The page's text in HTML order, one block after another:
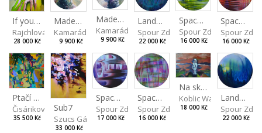
If you touch in the right place
Rajchlová Alžběta
28 000 Kč
Made for Each Other II
Kamarádová Jana
9 900 Kč
Made for Each Other I
Kamarádová Jana
9 900 Kč
Landscape III
Spour Zdeněk
22 000 Kč
Spaces I
Spour Zdeněk
16 000 Kč
Spaces II
Spour
16 000 Kč
Ptačí perspektiva
Čisáriková Táňa
35 500 Kč
Sub7
Szucs Gábor
33 000 Kč
Spaces IV
Spour Zdeněk
17 000 Kč
Spaces III
Spour Zdeněk
16 000 Kč
Na skalách
Koblic Walterová
18 000 Kč
Landscape II
Spour
22 000 Kč